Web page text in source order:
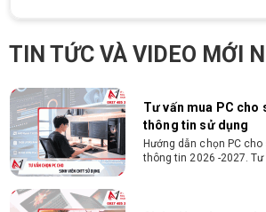
TIN TỨC VÀ VIDEO MỚI
SketchUp mạnh,
Tìm hiểu ngay cấu hình
Revit SketchUp mạnh,
Tư vấn mua PC cho
thông tin sử dụng
Hướng dẫn chọn PC
thông tin 2026 -2027.